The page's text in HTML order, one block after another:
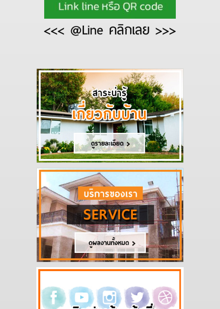
<<< @Line คลิกเลย >>>